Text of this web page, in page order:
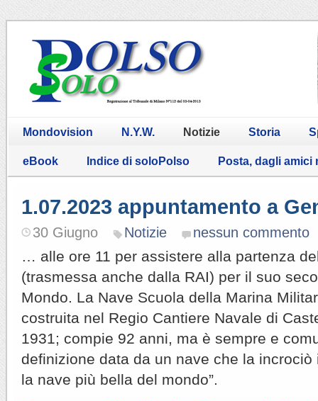
Mondovision N.Y.W. Notizie Storia
eBook Indice di soloPolso Posta, dagli amici
1.07.2023 appuntamento a
30 Giugno Notizie nessun commento
… alle ore 11 per assistere alla partenza
(trasmessa anche dalla RAI) per il suo
Mondo. La Nave Scuola della Marina
costruita nel Regio Cantiere Navale di
1931; compie 92 anni, ma è sempre e
definizione data da un nave che la incrociò
la nave più bella del mondo”.